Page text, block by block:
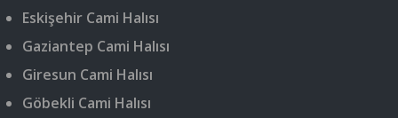
Eskişehir Cami Halısı
Gaziantep Cami Halısı
Giresun Cami Halısı
Göbekli Cami Halısı